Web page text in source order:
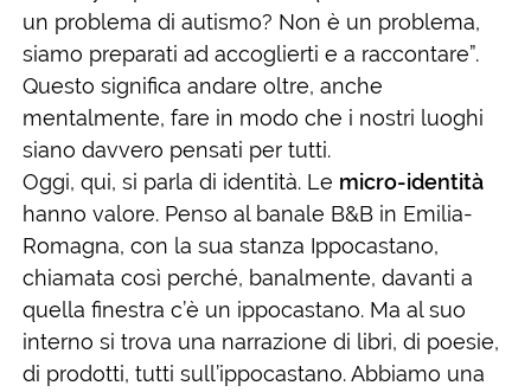
un problema di autismo? Non è un problema,
siamo preparati ad accoglierti e a raccontare”.
Questo significa andare oltre, anche
mentalmente, fare in modo che i nostri luoghi
siano davvero pensati per tutti.
Oggi, qui, si parla di identità. Le micro-identità
hanno valore. Penso al banale B&B in Emilia-
Romagna, con la sua stanza Ippocastano,
chiamata così perché, banalmente, davanti a
quella finestra c’è un ippocastano. Ma al suo
interno si trova una narrazione di libri, di poesie,
di prodotti, tutti sull’ippocastano. Abbiamo una